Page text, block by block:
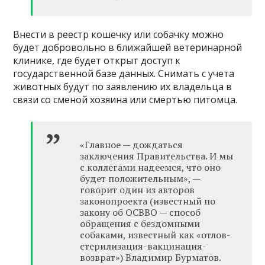
Внести в реестр кошечку или собачку можно
будет добровольно в ближайшей ветеринарной
клинике, где будет открыт доступ к
государственной базе данных. Снимать с учета
животных будут по заявлению их владельца в
связи со сменой хозяина или смертью питомца.
«Главное — дождаться
заключения Правительства. И мы
с коллегами надеемся, что оно
будет положительным», —
говорит один из авторов
законопроекта (известный по
закону об ОСВВО — способ
обращения с бездомными
собаками, известный как «отлов-
стерилизация-вакцинация-
возврат») Владимир Бурматов.